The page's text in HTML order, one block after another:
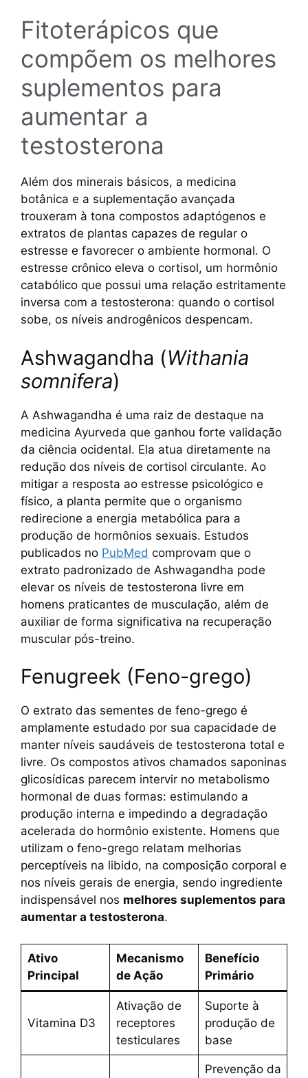
Fitoterápicos que
compõem os melhores
suplementos para
aumentar a
testosterona
Além dos minerais básicos, a medicina
botânica e a suplementação avançada
trouxeram à tona compostos adaptógenos e
extratos de plantas capazes de regular o
estresse e favorecer o ambiente hormonal. O
estresse crônico eleva o cortisol, um hormônio
catabólico que possui uma relação estritamente
inversa com a testosterona: quando o cortisol
sobe, os níveis androgênicos despencam.
Ashwagandha (Withania
somnifera)
A Ashwagandha é uma raiz de destaque na
medicina Ayurveda que ganhou forte validação
da ciência ocidental. Ela atua diretamente na
redução dos níveis de cortisol circulante. Ao
mitigar a resposta ao estresse psicológico e
físico, a planta permite que o organismo
redirecione a energia metabólica para a
produção de hormônios sexuais. Estudos
publicados no PubMed comprovam que o
extrato padronizado de Ashwagandha pode
elevar os níveis de testosterona livre em
homens praticantes de musculação, além de
auxiliar de forma significativa na recuperação
muscular pós-treino.
Fenugreek (Feno-grego)
O extrato das sementes de feno-grego é
amplamente estudado por sua capacidade de
manter níveis saudáveis de testosterona total e
livre. Os compostos ativos chamados saponinas
glicosídicas parecem intervir no metabolismo
hormonal de duas formas: estimulando a
produção interna e impedindo a degradação
acelerada do hormônio existente. Homens que
utilizam o feno-grego relatam melhorias
perceptíveis na libido, na composição corporal e
nos níveis gerais de energia, sendo ingrediente
indispensável nos melhores suplementos para
aumentar a testosterona.
Ativo
Principal
Mecanismo
de Ação
Benefício
Primário
Vitamina D3
Ativação de
receptores
testiculares
Suporte à
produção de
base
Prevenção da